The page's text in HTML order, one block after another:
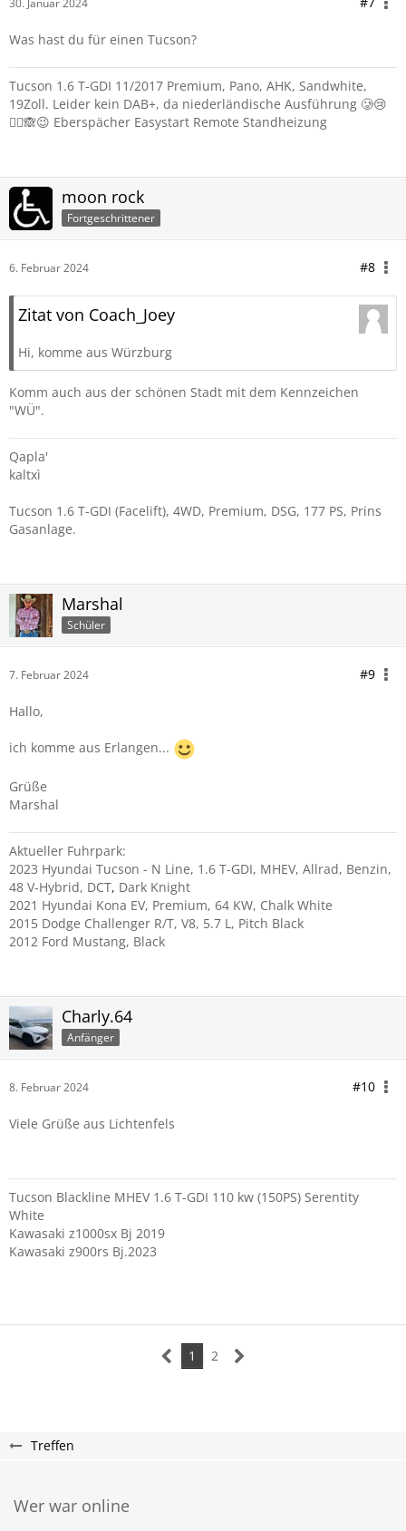
30. Januar 2024
Was hast du für einen Tucson?
Tucson 1.6 T-GDI 11/2017 Premium, Pano, AHK, Sandwhite,
19Zoll. Leider kein DAB+, da niederländische Ausführung 🥲😢
🤦‍♂️🙈😉 Eberspächer Easystart Remote Standheizung
moon rock
Fortgeschrittener
6. Februar 2024 #8
Zitat von Coach_Joey
Hi, komme aus Würzburg
Komm auch aus der schönen Stadt mit dem Kennzeichen
"WÜ".
Qapla'
kaltxì
Tucson 1.6 T-GDI (Facelift), 4WD, Premium, DSG, 177 PS, Prins
Gasanlage.
Marshal
Schüler
7. Februar 2024 #9
Hallo,
ich komme aus Erlangen...
Grüße
Marshal
Aktueller Fuhrpark:
2023 Hyundai Tucson - N Line, 1.6 T-GDI, MHEV, Allrad, Benzin,
48 V-Hybrid, DCT, Dark Knight
2021 Hyundai Kona EV, Premium, 64 KW, Chalk White
2015 Dodge Challenger R/T, V8, 5.7 L, Pitch Black
2012 Ford Mustang, Black
Charly.64
Anfänger
8. Februar 2024 #10
Viele Grüße aus Lichtenfels
Tucson Blackline MHEV 1.6 T-GDI 110 kw (150PS) Serentity
White
Kawasaki z1000sx Bj 2019
Kawasaki z900rs Bj.2023
1 2
Treffen
Wer war online